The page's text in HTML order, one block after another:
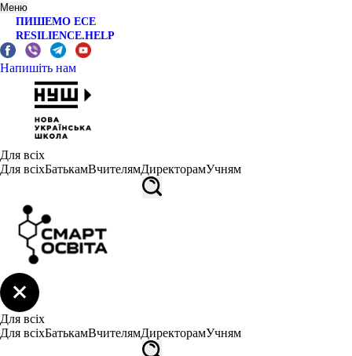
Меню
ПИШЕМО ЕСЕ
RESILIENCE.HELP
Напишіть нам
Для всіх
Для всіхБатькамВчителямДиректорамУчням
Для всіх
Для всіхБатькамВчителямДиректорамУчням